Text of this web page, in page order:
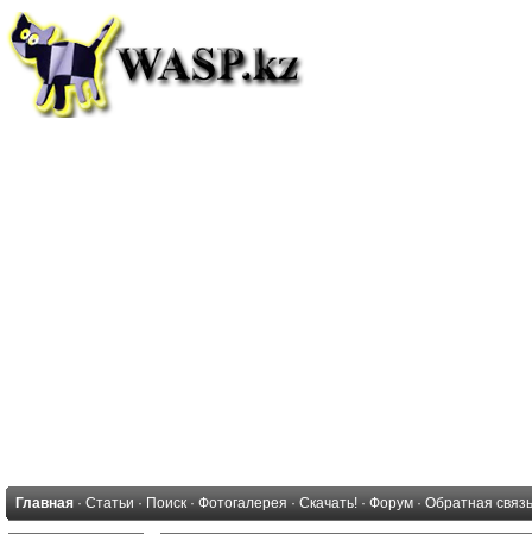
Главная · Статьи · Поиск · Фотогалерея · Скачать! · Форум · Обратная связь